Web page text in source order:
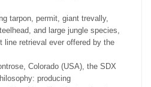
tarpon, permit, giant trevally,
and large jungle species,
line retrieval ever offered by the
Colorado (USA), the SDX
producing